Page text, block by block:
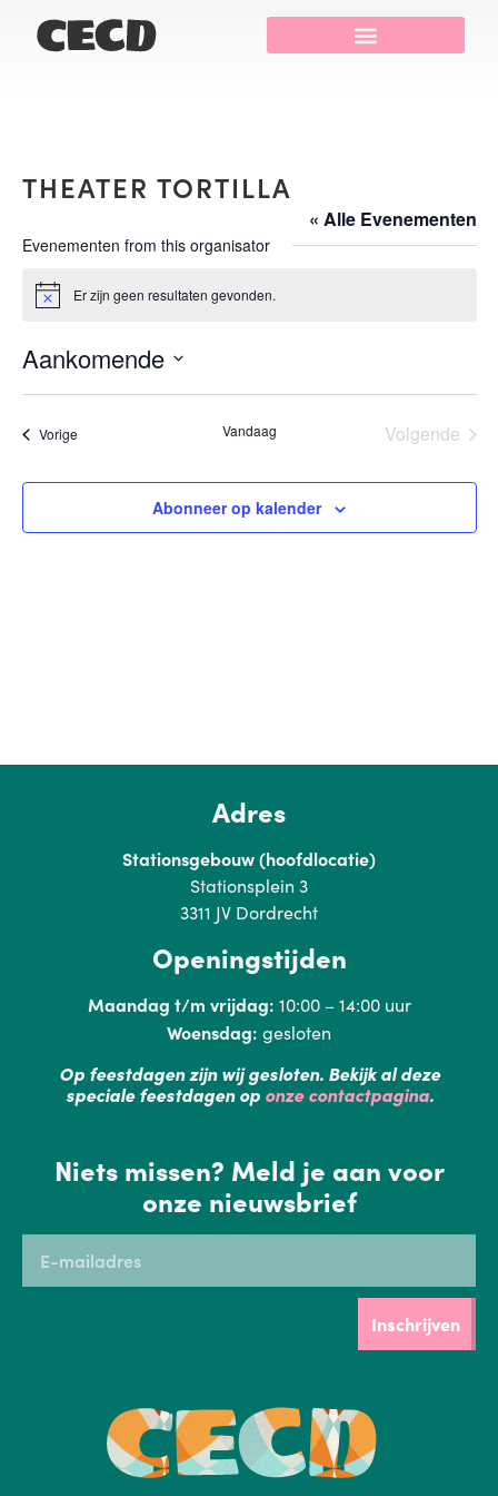
THEATER TORTILLA
« Alle Evenementen
Evenementen from this organisator
BerichtEr zijn geen resultaten gevonden.
Aankomende
een
VorigeEvenementen Vandaag Volgende
Abonneer op kalender
Adres
Stationsgebouw (hoofdlocatie)
Stationsplein 3
3311 JV Dordrecht
Openingstijden
Maandag t/m vrijdag: 10:00 – 14:00 uur
Woensdag: gesloten
Op feestdagen zijn wij gesloten. Bekijk al deze
speciale feestdagen op onze contactpagina.
Niets missen? Meld je aan voor
onze nieuwsbrief
Inschrijven